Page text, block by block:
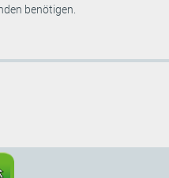
benötigen.